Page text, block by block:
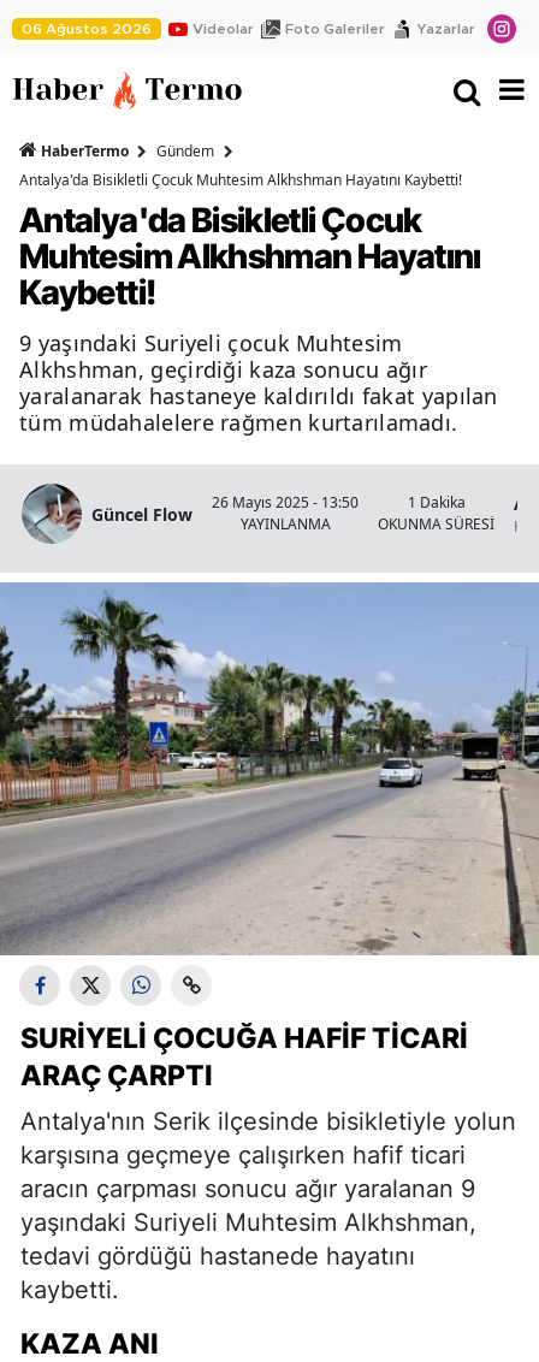
06 Ağustos 2026 Videolar Foto Galeriler Yazarlar
HaberTermo
Gündem
Antalya'da Bisikletli Çocuk Muhtesim Alkhshman Hayatını Kaybetti!
Antalya'da Bisikletli Çocuk
Muhtesim Alkhshman Hayatını
Kaybetti!
9 yaşındaki Suriyeli çocuk Muhtesim
Alkhshman, geçirdiği kaza sonucu ağır
yaralanarak hastaneye kaldırıldı fakat yapılan
tüm müdahalelere rağmen kurtarılamadı.
Güncel Flow
26 Mayıs 2025 - 13:50
YAYINLANMA
1 Dakika
OKUNMA SÜRESİ
SURIYELI ÇOCUĞA HAFIF TICARI
ARAÇ ÇARPTI
Antalya'nın Serik ilçesinde bisikletiyle yolun
karşısına geçmeye çalışırken hafif ticari
aracın çarpması sonucu ağır yaralanan 9
yaşındaki Suriyeli Muhtesim Alkhshman,
tedavi gördüğü hastanede hayatını
kaybetti.
KAZA ANI